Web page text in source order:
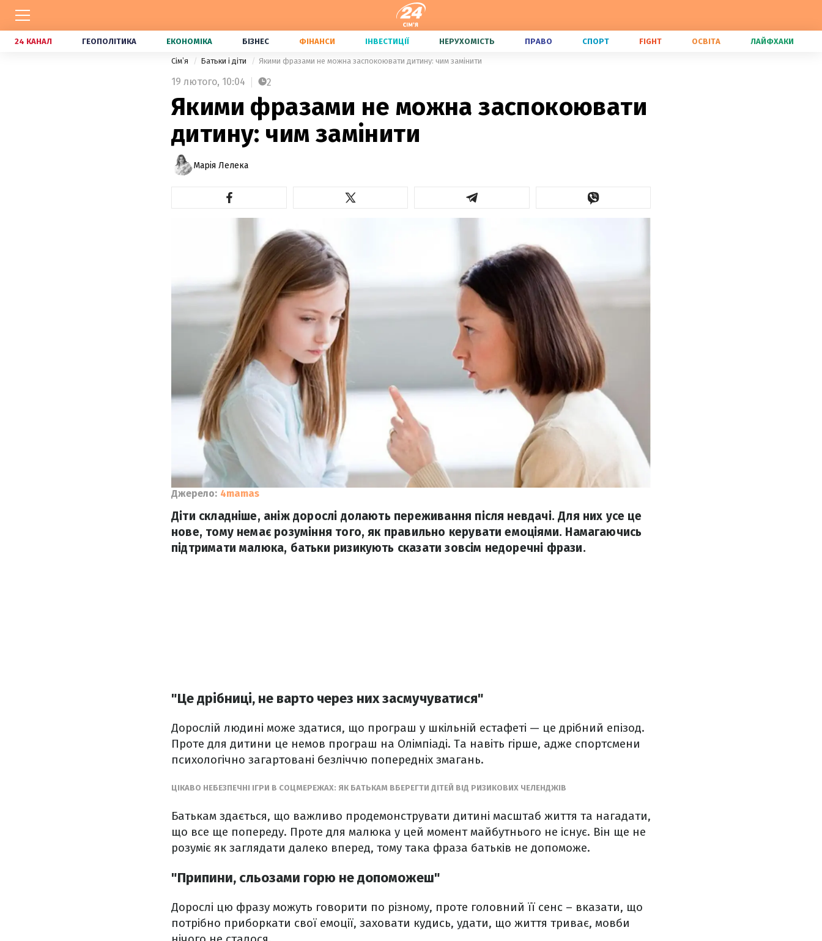
24 КАНАЛ ГЕОПОЛІТИКА ЕКОНОМІКА БІЗНЕС ФІНАНСИ ІНВЕСТИЦІЇ НЕРУХОМІСТЬ ПРАВО СПОРТ FIGHT ОСВІТА ЛАЙФХАКИ
Сімʼя Батьки і діти Якими фразами не можна заспокоювати дитину: чим замінити
19 лютого, 10:04 2
Якими фразами не можна заспокоювати
дитину: чим замінити
Марія Лелека
Джерело: 4mamas
Діти складніше, аніж дорослі долають переживання після невдачі. Для них усе це
нове, тому немає розуміння того, як правильно керувати емоціями. Намагаючись
підтримати малюка, батьки ризикують сказати зовсім недоречні фрази.
"Це дрібниці, не варто через них засмучуватися"
Дорослій людині може здатися, що програш у шкільній естафеті — це дрібний епізод.
Проте для дитини це немов програш на Олімпіаді. Та навіть гірше, адже спортсмени
психологічно загартовані безліччю попередніх змагань.
ЦІКАВО НЕБЕЗПЕЧНІ ІГРИ В СОЦМЕРЕЖАХ: ЯК БАТЬКАМ ВБЕРЕГТИ ДІТЕЙ ВІД РИЗИКОВИХ ЧЕЛЕНДЖІВ
Батькам здається, що важливо продемонструвати дитині масштаб життя та нагадати,
що все ще попереду. Проте для малюка у цей момент майбутнього не існує. Він ще не
розуміє як заглядати далеко вперед, тому така фраза батьків не допоможе.
"Припини, сльозами горю не допоможеш"
Дорослі цю фразу можуть говорити по різному, проте головний її сенс – вказати, що
потрібно приборкати свої емоції, заховати кудись, удати, що життя триває, мовби